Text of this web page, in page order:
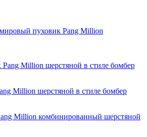
пуховик Pang Million
Million шерстяной в стиле бомбер